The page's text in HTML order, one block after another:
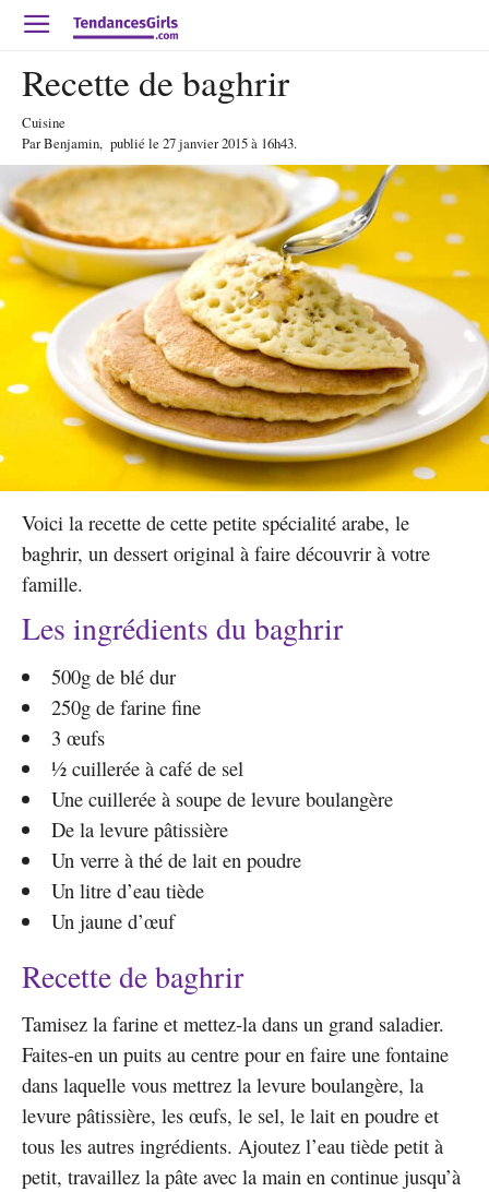
Recette de baghrir
Cuisine
ParBenjamin, publié le 27 janvier 2015à 16h43.
Voici la recette de cette petite spécialité arabe, le
baghrir, un dessert original à faire découvrir à votre
famille.
Les ingrédients du baghrir
500g de blé dur
250g de farine fine
3 œufs
½ cuillerée à café de sel
Une cuillerée à soupe de levure boulangère
De la levure pâtissière
Un verre à thé de lait en poudre
Un litre d’eau tiède
Un jaune d’œuf
Recette de baghrir
Tamisez la farine et mettez-la dans un grand saladier.
Faites-en un puits au centre pour en faire une fontaine
dans laquelle vous mettrez la levure boulangère, la
levure pâtissière, les œufs, le sel, le lait en poudre et
tous les autres ingrédients. Ajoutez l’eau tiède petit à
petit, travaillez la pâte avec la main en continue jusqu’à